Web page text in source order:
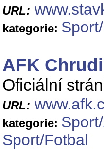
URL:
kategorie:
AFK
Oficiální
URL:
kategorie:
Sport/Fotbal